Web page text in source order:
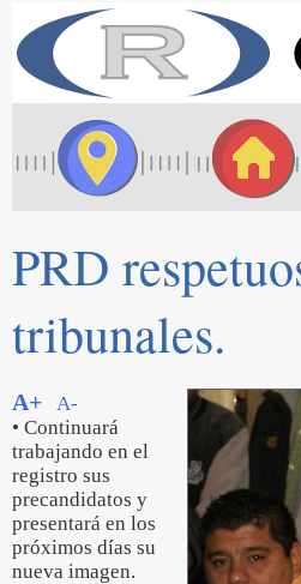
PRD
tribunales.
A+
A-
• Continuará
trabajando en el
registro sus
precandidatos y
presentará en los
próximos días su
nueva imagen.